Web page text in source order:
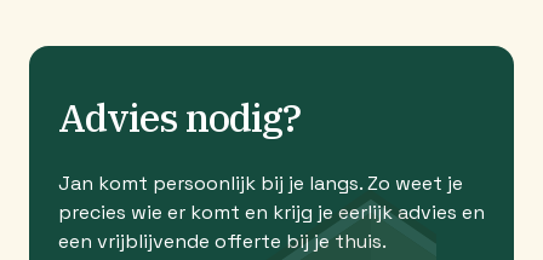
Advies nodig?
Jan komt persoonlijk bij je langs. Zo weet je
precies wie er komt en krijg je eerlijk advies en
een vrijblijvende offerte bij je thuis.